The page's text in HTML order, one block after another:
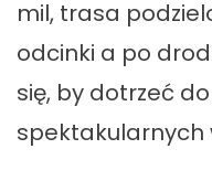
mil, trasa
odcinki a po
się, by dotrzeć
spektakularnych